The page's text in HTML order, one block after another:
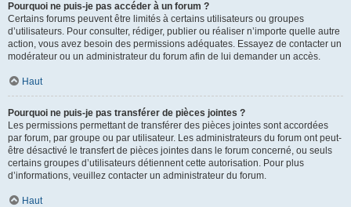
Pourquoi ne puis-je pas accéder à un forum ?
Certains forums peuvent être limités à certains utilisateurs ou groupes
d’utilisateurs. Pour consulter, rédiger, publier ou réaliser n’importe quelle autre
action, vous avez besoin des permissions adéquates. Essayez de contacter un
modérateur ou un administrateur du forum afin de lui demander un accès.
Haut
Pourquoi ne puis-je pas transférer de pièces jointes ?
Les permissions permettant de transférer des pièces jointes sont accordées
par forum, par groupe ou par utilisateur. Les administrateurs du forum ont peut-
être désactivé le transfert de pièces jointes dans le forum concerné, ou seuls
certains groupes d’utilisateurs détiennent cette autorisation. Pour plus
d’informations, veuillez contacter un administrateur du forum.
Haut